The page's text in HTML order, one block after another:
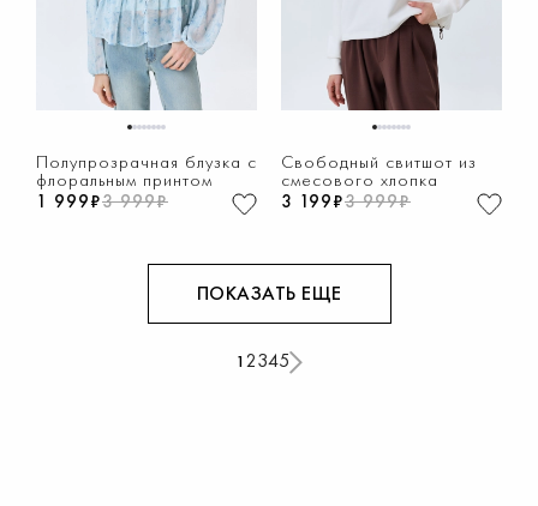
12345678
Полупрозрачная блузка с
флоральным принтом
1 999₽3 999₽
12345678
Свободный свитшот из
смесового хлопка
3 199₽3 999₽
ПОКАЗАТЬ ЕЩЕ
12345